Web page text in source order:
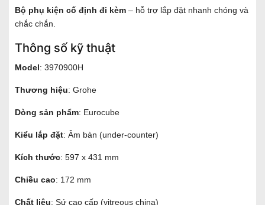
Bộ phụ kiện cố định đi kèm – hỗ trợ lắp đặt nhanh chóng và
chắc chắn.
Thông số kỹ thuật
Model: 3970900H
Thương hiệu: Grohe
Dòng sản phẩm: Eurocube
Kiểu lắp đặt: Âm bàn (under-counter)
Kích thước: 597 x 431 mm
Chiều cao: 172 mm
Chất liệu: Sứ cao cấp (vitreous china)